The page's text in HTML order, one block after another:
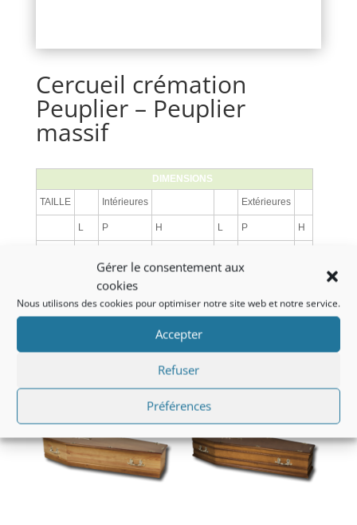
Gérer le consentement aux
cookies
Nous utilisons des cookies pour optimiser notre site web et notre service.
Accepter
Refuser
Préférences
Cercueil crémation
Peuplier – Peuplier
massif
DIMENSIONS
TAILLE Intérieures Extérieures
L P H L P H
55
60
Produits similaires